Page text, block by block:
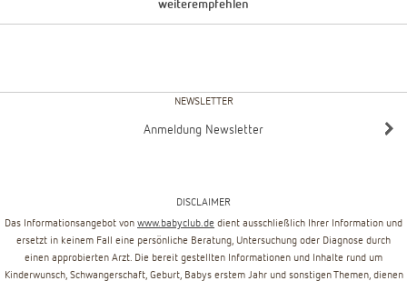
weiterempfehlen
NEWSLETTER
Anmeldung Newsletter
DISCLAIMER
Das Informationsangebot von www.babyclub.de dient ausschließlich Ihrer Information und
ersetzt in keinem Fall eine persönliche Beratung, Untersuchung oder Diagnose durch
einen approbierten Arzt. Die bereit gestellten Informationen und Inhalte rund um
Kinderwunsch, Schwangerschaft, Geburt, Babys erstem Jahr und sonstigen Themen, dienen